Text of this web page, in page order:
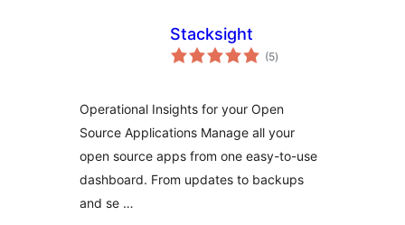
Stacksight
(5toplam
puan
)
Operational Insights for your Open
Source Applications Manage all your
open source apps from one easy-to-use
dashboard. From updates to backups
and se …